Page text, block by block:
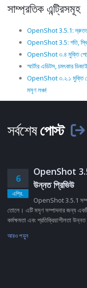
সাম্প্রতিক এন্ট্রিসমূহ
OpenShot 3.5.1: দ্রুততর
OpenShot 3.5: গতি,
OpenShot ৩.৪ মুক্তি
স্মার্টার এডিটস, চমৎকার
OpenShot ৩.২.১ মুক্তি
মসৃণ লঞ্চ!
সর্বশেষপোস্ট
6
এপ্রি.
OpenShot
উন্নত প্রিভিউ
OpenShot 3.5.1
তোলে। এটি মসৃণ সম্পাদনার জন্য
কর্মক্ষমতা এবং প্রতিক্রিয়াশীলতা
আরও পড়ুন